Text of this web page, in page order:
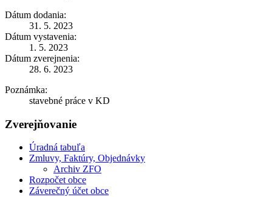
Dátum dodania:
31. 5. 2023
Dátum vystavenia:
1. 5. 2023
Dátum zverejnenia:
28. 6. 2023
Poznámka:
stavebné práce v KD
Zverejňovanie
Úradná tabuľa
Zmluvy, Faktúry, Objednávky
Archiv ZFO
Rozpočet obce
Záverečný účet obce